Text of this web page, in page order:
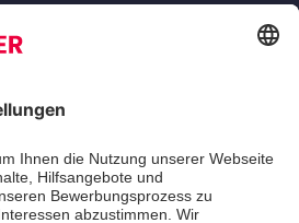
Johanniter-Unfall-Hilfe e.V.
führt das Spendenzertifikat
Spendenrats e.V.